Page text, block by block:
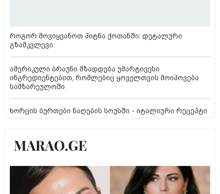
როგორ მოვიყვანოთ პიტნა ქოთანში: დეტალური
გზამკვლევი
ამერიკული ბრაუნი მზადდება უმარტივესი
ინგრედიენტებით, რომლებიც ყოველთვის მოიპოვება
სამზარეულოში
ხორცის ბურთები ნაღების სოუსში - იტალიური რეცეპტი